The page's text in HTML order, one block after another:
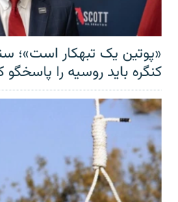
«پوتین یک تبهکار است»؛
کنگره باید روسیه را پاسخگو